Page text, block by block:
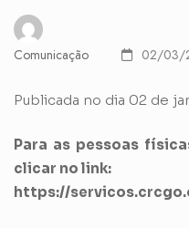
Comunicação 02/03/
Publicada no dia 02 de
Para as pessoas
clicar no link:
https://